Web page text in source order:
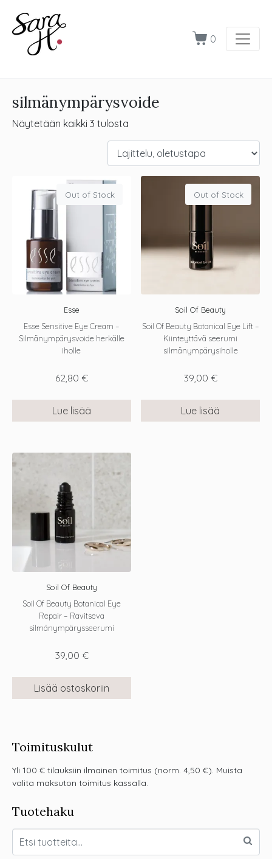
0
silmänympärysvoide
Näytetään kaikki 3 tulosta
Out of Stock
Esse
Esse Sensitive Eye Cream –
Silmänympärysvoide herkälle
iholle
62,80 €
Lue lisää
Out of Stock
Soil Of Beauty
Soil Of Beauty Botanical Eye Lift –
Kiinteyttävä seerumi
silmänympärysiholle
39,00 €
Lue lisää
Soil Of Beauty
Soil Of Beauty Botanical Eye
Repair – Ravitseva
silmänympärysseerumi
39,00 €
Lisää ostoskoriin
Toimituskulut
Yli 100 € tilauksiin ilmainen toimitus (norm. 4,50 €). Muista
valita maksuton toimitus kassalla.
Tuotehaku